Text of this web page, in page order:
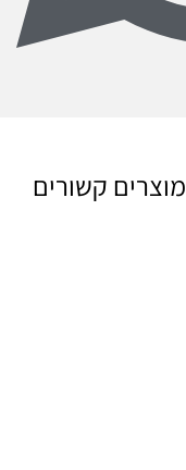
מוצרים קשורים